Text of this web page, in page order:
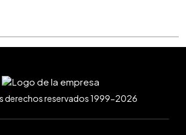
derechos reservados 1999-2026